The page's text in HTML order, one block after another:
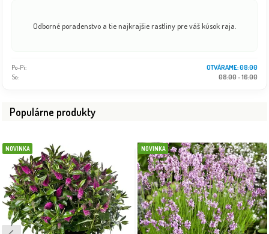
Odborné poradenstvo a tie najkrajšie rastliny pre váš kúsok raja.
Po-Pi:
OTVÁRAME: 08:00
So:
08:00 - 16:00
Populárne produkty
NOVINKA NOVINKA